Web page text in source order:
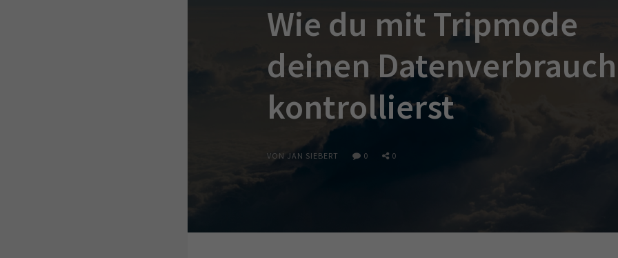
Wie du mit Tripmode
deinen Datenverbrauch
kontrollierst
VON JAN SIEBERT 0 0